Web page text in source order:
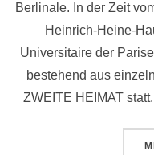
Berlinale. In der Zeit
Heinrich-Heine-
Universitaire der
bestehend aus
ZWEITE HEIMAT